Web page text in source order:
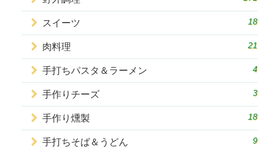
スイーツ 18
肉料理 21
手打ちパスタ＆ラーメン 4
手作りチーズ 3
手作り燻製 18
手打ちそば＆うどん 9